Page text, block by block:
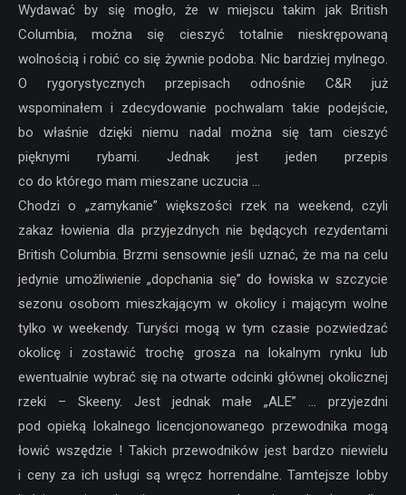
Wydawać by się mogło, że w miejscu takim jak British
Columbia, można się cieszyć totalnie nieskrępowaną
wolnością i robić co się żywnie podoba. Nic bardziej mylnego.
O rygorystycznych przepisach odnośnie C&R już
wspominałem i zdecydowanie pochwalam takie podejście,
bo właśnie dzięki niemu nadal można się tam cieszyć
pięknymi rybami. Jednak jest jeden przepis
co do którego mam mieszane uczucia …
Chodzi o „zamykanie” większości rzek na weekend, czyli
zakaz łowienia dla przyjezdnych nie będących rezydentami
British Columbia. Brzmi sensownie jeśli uznać, że ma na celu
jedynie umożliwienie „dopchania się” do łowiska w szczycie
sezonu osobom mieszkającym w okolicy i mającym wolne
tylko w weekendy. Turyści mogą w tym czasie pozwiedzać
okolicę i zostawić trochę grosza na lokalnym rynku lub
ewentualnie wybrać się na otwarte odcinki głównej okolicznej
rzeki – Skeeny. Jest jednak małe „ALE” … przyjezdni
pod opieką lokalnego licencjonowanego przewodnika mogą
łowić wszędzie ! Takich przewodników jest bardzo niewielu
i ceny za ich usługi są wręcz horrendalne. Tamtejsze lobby